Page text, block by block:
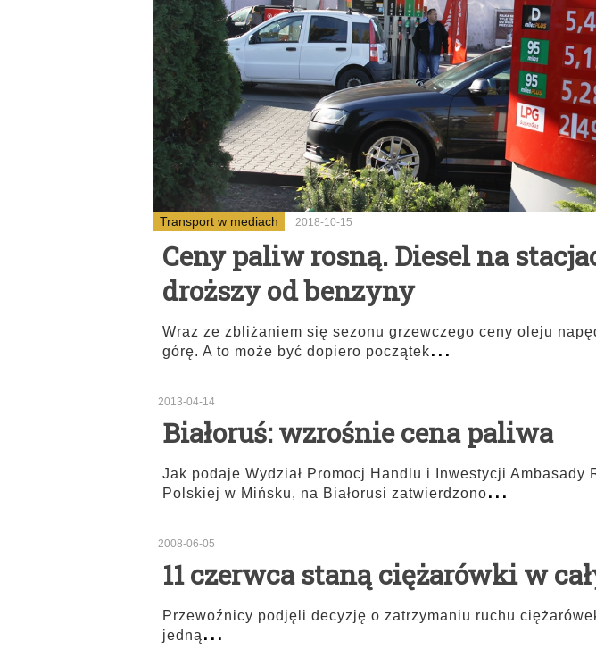
Transport w mediach 2018-10-15
Ceny paliw rosną. Diesel na
droższy od benzyny
Wraz ze zbliżaniem się sezonu grzewczego ceny oleju
górę. A to może być dopiero początek...
2013-04-14
Białoruś: wzrośnie cena paliwa
Jak podaje Wydział Promocj Handlu i Inwestycji Ambasady
Polskiej w Mińsku, na Białorusi zatwierdzono...
2008-06-05
11 czerwca staną ciężarówki w
Przewoźnicy podjęli decyzję o zatrzymaniu ruchu
jedną...